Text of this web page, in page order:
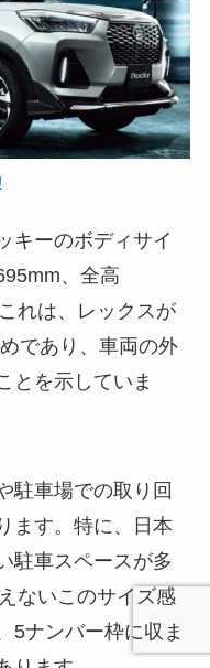
キーのボディサイ
、全高
れは、レックスが
であり、車両の外
とを示していま
駐車場での取り回
ます。特に、日本
駐車スペースが多
ないこのサイズ感
5ナンバー枠に収ま